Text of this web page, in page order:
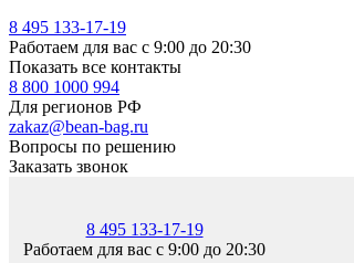
8 495 133-17-19
Работаем для вас с 9:00 до 20:30
Показать все контакты
8 800 1000 994
Для регионов РФ
zakaz@bean-bag.ru
Вопросы по решению
Заказать звонок
8 495 133-17-19
Работаем для вас с 9:00 до 20:30